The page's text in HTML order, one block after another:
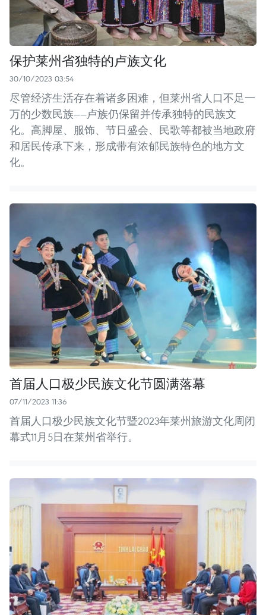
保护莱州省独特的卢族文化
30/10/2023 03:54
尽管经济生活存在着诸多困难，但莱州省人口不足一
万的少数民族——卢族仍保留并传承独特的民族文
化。高脚屋、服饰、节日盛会、民歌等都被当地政府
和居民传承下来，形成带有浓郁民族特色的地方文
化。
首届人口极少民族文化节圆满落幕
07/11/2023 11:36
首届人口极少民族文化节暨2023年莱州旅游文化周闭
幕式11月5日在莱州省举行。